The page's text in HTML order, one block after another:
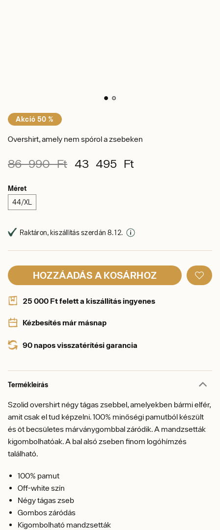
Akció 50 %
Overshirt, amely nem spórol a zsebeken
86 990 Ft 43 495 Ft
Méret
44/XL
Raktáron, kiszállítás szerdán 8. 12.
HOZZÁADÁS A KOSÁRHOZ
25 000 Ft felett a kiszállítás ingyenes
Kézbesítés már másnap
90 napos visszatérítési garancia
Termékleírás
Szolid overshirt négy tágas zsebbel, amelyekben bármi elfér,
amit csak el tud képzelni. 100% minőségi pamutból készült
és öt becsületes márványgombbal záródik. A mandzsetták
kigombolhatóak. A bal alsó zseben finom logóhímzés
található.
100% pamut
Off-white szín
Négy tágas zseb
Gombos záródás
Kigombolható mandzsetták